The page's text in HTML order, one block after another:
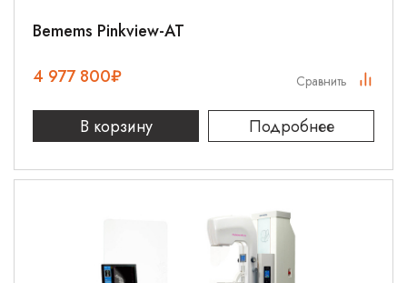
Bemems Pinkview-AT
4 977 800₽
В корзину Подробнее
Сравнить